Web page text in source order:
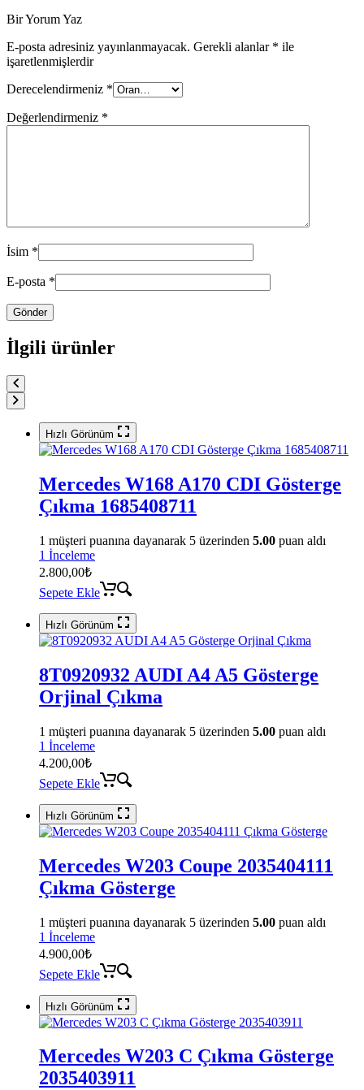
Bir Yorum Yaz
E-posta adresiniz yayınlanmayacak. Gerekli alanlar * ile
işaretlenmişlerdir
Derecelendirmeniz *
Değerlendirmeniz *
İsim *
E-posta *
İlgili ürünler
Hızlı Görünüm
Mercedes W168 A170 CDI Gösterge
Çıkma 1685408711
1 müşteri puanına dayanarak 5 üzerinden 5.00 puan aldı
1 İnceleme
2.800,00₺
Sepete Ekle
Hızlı Görünüm
8T0920932 AUDI A4 A5 Gösterge
Orjinal Çıkma
1 müşteri puanına dayanarak 5 üzerinden 5.00 puan aldı
1 İnceleme
4.200,00₺
Sepete Ekle
Hızlı Görünüm
Mercedes W203 Coupe 2035404111
Çıkma Gösterge
1 müşteri puanına dayanarak 5 üzerinden 5.00 puan aldı
1 İnceleme
4.900,00₺
Sepete Ekle
Hızlı Görünüm
Mercedes W203 C Çıkma Gösterge
2035403911